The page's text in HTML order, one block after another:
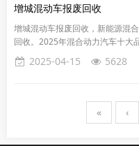
增城混动车报废回收
增城混动车报废回收，新能源混
回收。2025年混合动力汽车十大
雷克萨斯LEXUS、宝马BMW、奔
2025-04-15 5628
« ‹